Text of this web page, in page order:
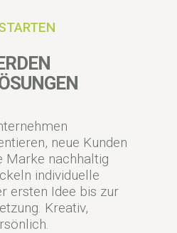
neue Kunden
Marke nachhaltig
individuelle
ersten Idee bis zur
Kreativ,